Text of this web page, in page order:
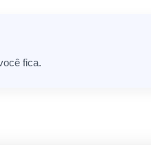
fica.